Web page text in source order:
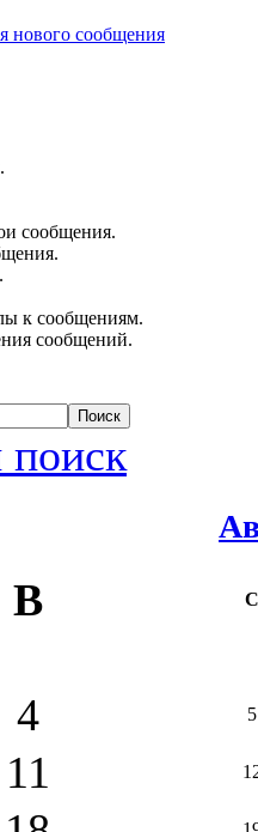
нового сообщения
сообщения.
к сообщениям.
сообщений.
В С
4 5
11